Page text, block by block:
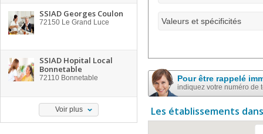
SSIAD Georges Coulon
72150 Le Grand Luce
SSIAD Hopital Local
Bonnetable
72110 Bonnetable
Voir plus
Valeurs et spécificités
Pour être rappelé
indiquez votre numéro de
Les établissements